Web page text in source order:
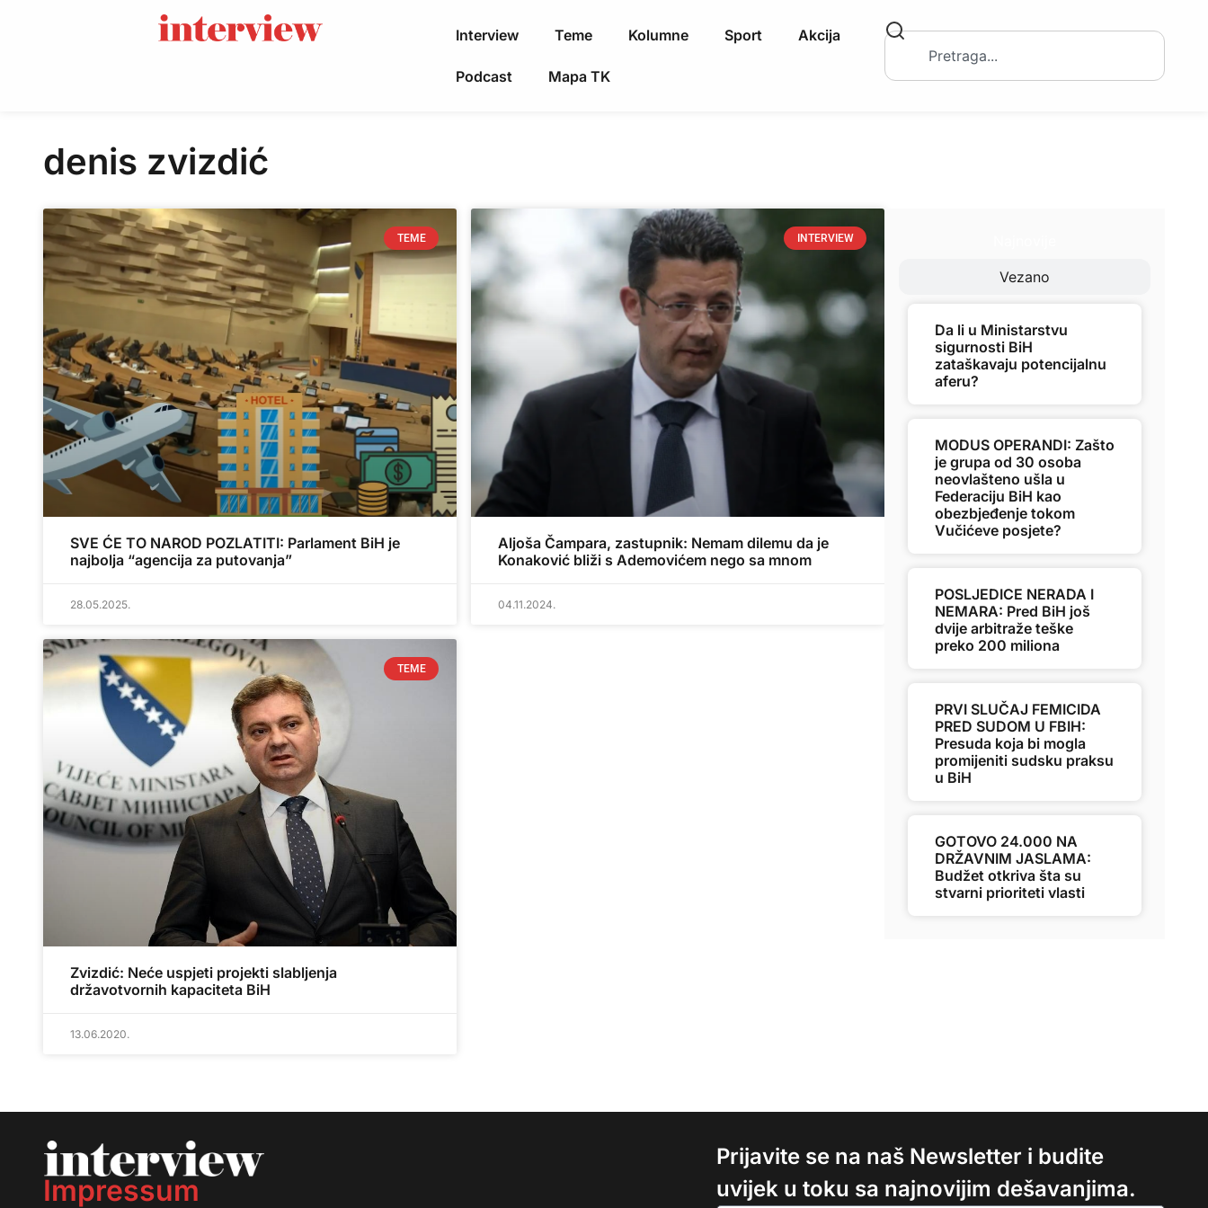
Interview Teme Kolumne Sport Akcija
Podcast Mapa TK
denis zvizdić
TEME
SVE ĆE TO NAROD POZLATITI: Parlament BiH je
najbolja “agencija za putovanja”
28.05.2025.
INTERVIEW
Aljoša Čampara, zastupnik: Nemam dilemu da je
Konaković bliži s Ademovićem nego sa mnom
04.11.2024.
TEME
Zvizdić: Neće uspjeti projekti slabljenja
državotvornih kapaciteta BiH
13.06.2020.
Vezano
Da li u Ministarstvu
sigurnosti BiH
zataškavaju potencijalnu
aferu?
MODUS OPERANDI: Zašto
je grupa od 30 osoba
neovlašteno ušla u
Federaciju BiH kao
obezbjeđenje tokom
Vučićeve posjete?
POSLJEDICE NERADA I
NEMARA: Pred BiH još
dvije arbitraže teške
preko 200 miliona
PRVI SLUČAJ FEMICIDA
PRED SUDOM U FBIH:
Presuda koja bi mogla
promijeniti sudsku praksu
u BiH
GOTOVO 24.000 NA
DRŽAVNIM JASLAMA:
Budžet otkriva šta su
stvarni prioriteti vlasti
Impressum
Prijavite se na naš Newsletter i budite
uvijek u toku sa najnovijim dešavanjima.